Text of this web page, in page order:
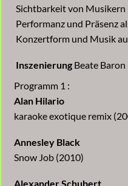
Sichtbarkeit von Musikern
Performanz und Präsenz
Konzertform und Musik
Inszenierung Beate Baron
Programm 1 :
Alan Hilario
karaoke exotique remix
Annesley Black
Snow Job (2010)
Alexander Schubert